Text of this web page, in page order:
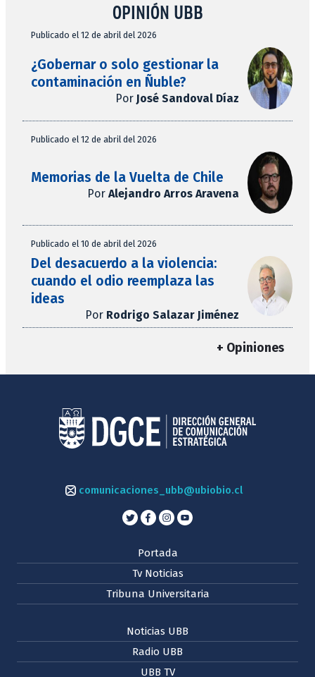
OPINIÓN UBB
Publicado el 12 de abril del 2026
¿Gobernar o solo gestionar la
contaminación en Ñuble?
Por José Sandoval Díaz
Publicado el 12 de abril del 2026
Memorias de la Vuelta de Chile
Por Alejandro Arros Aravena
Publicado el 10 de abril del 2026
Del desacuerdo a la violencia:
cuando el odio reemplaza las
ideas
Por Rodrigo Salazar Jiménez
+ Opiniones
comunicaciones_ubb@ubiobio.cl
Portada
Tv Noticias
Tribuna Universitaria
Noticias UBB
Radio UBB
UBB TV